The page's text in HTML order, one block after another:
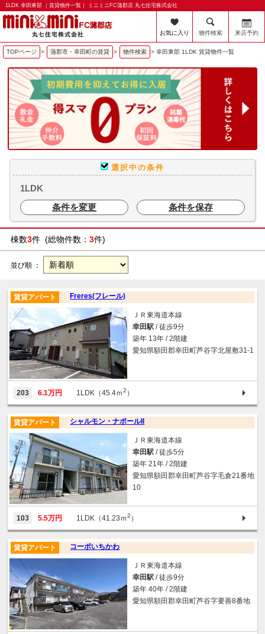
1LDK 幸田東部 ｜賃貸物件一覧｜ ミニミニFC蒲郡店 丸七住宅株式会社
お気に入り 物件検索 来店予約
TOPページ > 蒲郡市・幸田町の賃貸 > 物件検索 > 幸田東部 1LDK 賃貸物件一覧
選択中の条件
1LDK
条件を変更
条件を保存
棟数3件 (総物件数： 3件)
並び順 ：
Freres(フレール)
賃貸アパート
ＪＲ東海道本線
幸田駅 / 徒歩9分
築年 13年 / 2階建
愛知県額田郡幸田町芦谷字北屋敷31-1
203 6.1万円 1LDK（45.4ｍ2 ）
シャルモン・ナポールII
賃貸アパート
ＪＲ東海道本線
幸田駅 / 徒歩5分
築年 21年 / 2階建
愛知県額田郡幸田町芦谷字毛倉21番地
10
103 5.5万円 1LDK（41.23ｍ2 ）
コーポいちかわ
賃貸アパート
ＪＲ東海道本線
幸田駅 / 徒歩9分
築年 40年 / 2階建
愛知県額田郡幸田町芦谷字要善8番地